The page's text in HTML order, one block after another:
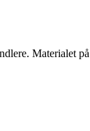
Materialet